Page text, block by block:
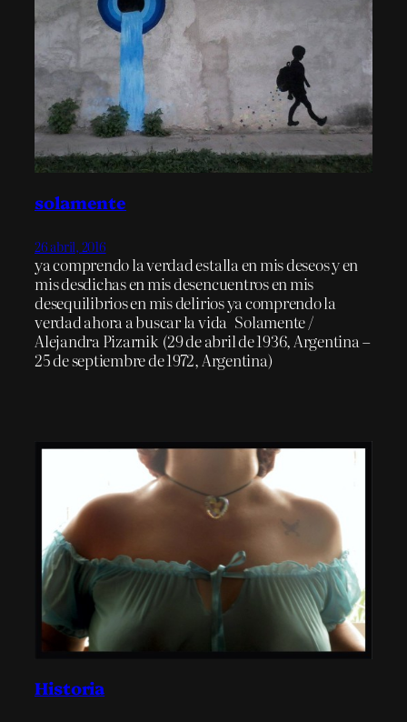
solamente
26 abril, 2016
ya comprendo la verdad estalla en mis deseos y en
mis desdichas en mis desencuentros en mis
desequilibrios en mis delirios ya comprendo la
verdad ahora a buscar la vida Solamente /
Alejandra Pizarnik (29 de abril de 1936, Argentina –
25 de septiembre de 1972, Argentina)
Historia